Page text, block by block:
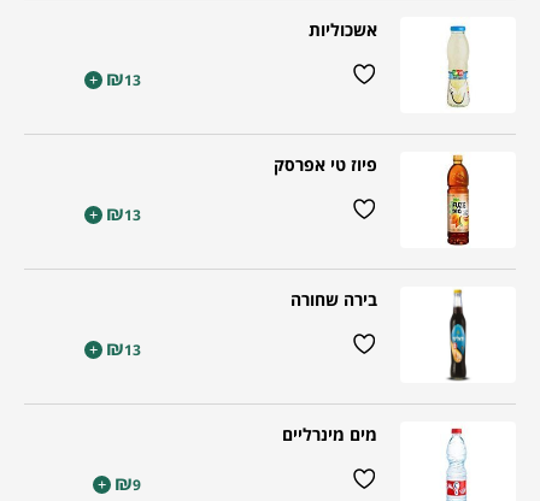
אשכוליות
₪13
+
פיוז טי אפרסק
₪13
+
בירה שחורה
₪13
+
מים מינרליים
₪9
+